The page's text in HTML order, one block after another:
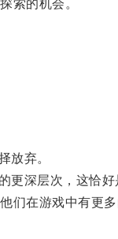
索的机会。
放弃。
深层次，这恰好
在游戏中有更